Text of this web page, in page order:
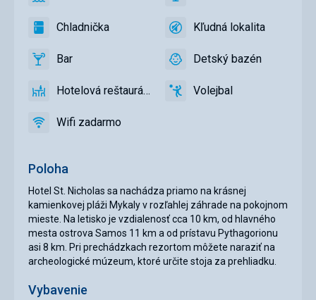
Poloha
Hotel St. Nicholas sa nachádza priamo na krásnej
kamienkovej pláži Mykaly v rozľahlej záhrade na pokojnom
mieste. Na letisko je vzdialenosť cca 10 km, od hlavného
mesta ostrova Samos 11 km a od prístavu Pythagorionu
asi 8 km. Pri prechádzkach rezortom môžete naraziť na
archeologické múzeum, ktoré určite stoja za prehliadku.
Vybavenie
slnečníky
bazéne
Lehátka
a
slnečníky
na
áno áno
Chladnička
Chladnička
áno
KľudnáKľudná lokalita
áno
Bar Bar
áno
DetskýDetský bazén
áno
HotelováHotelová reštaurácia
áno VolejbalVolejbal
áno
Wifi
Wifi zadarmo
áno